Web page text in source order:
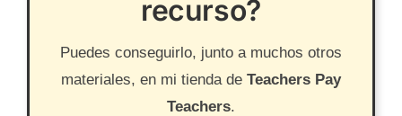
recurso?
Puedes conseguirlo, junto a muchos otros
materiales, en mi tienda de Teachers Pay
Teachers.